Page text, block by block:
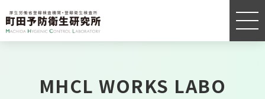
MHCL WORKS LABO